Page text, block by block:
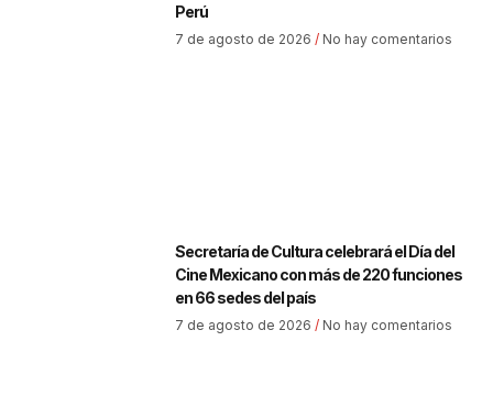
Perú
7 de agosto de 2026 No hay comentarios
Secretaría de Cultura celebrará el Día del
Cine Mexicano con más de 220 funciones
en 66 sedes del país
7 de agosto de 2026 No hay comentarios